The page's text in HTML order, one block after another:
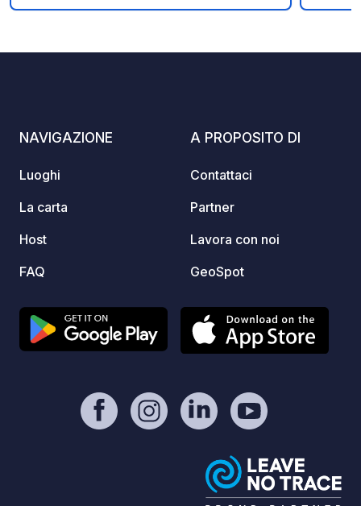
dal
NAVIGAZIONE
Luoghi
La carta
Host
FAQ
A PROPOSITO DI
Contattaci
Partner
Lavora con noi
GeoSpot